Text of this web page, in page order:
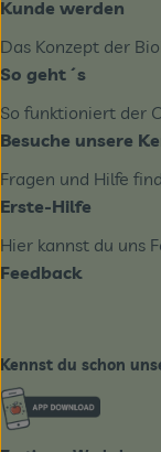
Kunde werden
Das Konzept der
So geht´s
So funktioniert der
Besuche unsere
Fragen und Hilfe
Erste-Hilfe
Hier kannst du uns
Feedback
Kennst du schon